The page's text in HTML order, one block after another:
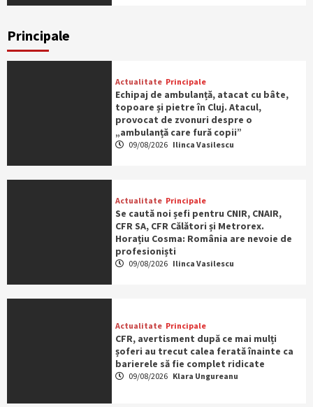
Principale
Actualitate Principale
Echipaj de ambulanță, atacat cu bâte,
topoare și pietre în Cluj. Atacul,
provocat de zvonuri despre o
„ambulanță care fură copii”
09/08/2026 Ilinca Vasilescu
Actualitate Principale
Se caută noi șefi pentru CNIR, CNAIR,
CFR SA, CFR Călători și Metrorex.
Horațiu Cosma: România are nevoie de
profesioniști
09/08/2026 Ilinca Vasilescu
Actualitate Principale
CFR, avertisment după ce mai mulți
șoferi au trecut calea ferată înainte ca
barierele să fie complet ridicate
09/08/2026 Klara Ungureanu